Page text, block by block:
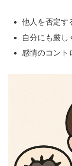
他人を否定す
自分にも厳し
感情のコント